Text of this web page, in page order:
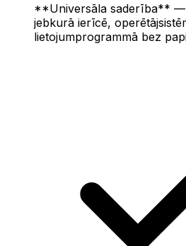
**Universāla saderība** —
jebkurā ierīcē,
lietojumprogrammā bez